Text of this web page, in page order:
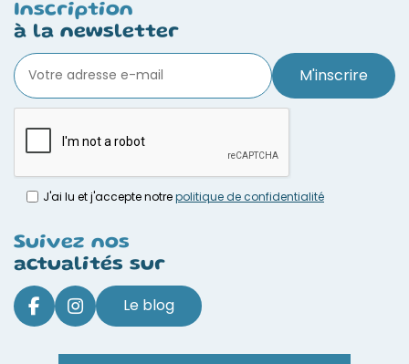
Inscription
à la newsletter
M'inscrire
J'ai lu et j'accepte notrepolitique de confidentialité
Suivez nos
actualités sur
Le blog